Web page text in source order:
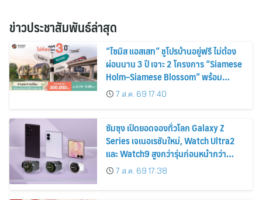
ข่าวประชาสัมพันธ์ล่าสุด
“ไซมิส แอสเสท” ชูโปรบ้านอยู่ฟรี ไม่ต้อง
ผ่อนนาน 3 ปี เจาะ 2 โครงการ “Siamese
Holm–Siamese Blossom” พร้อม
ส่วนลดและสิทธิพิเศษถึง 31 สิงหาคม
2569
7 ส.ค. 69 17:40
ซัมซุง เปิดยอดจองทั่วโลก Galaxy Z
Series เจเนอเรชันใหม่, Watch Ultra2
และ Watch9 สูงกว่ารุ่นก่อนหน้ากว่า
30%7 ส.ค. 69 17:38